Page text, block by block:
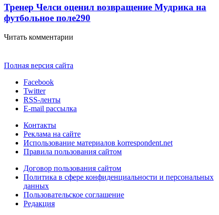
Тренер Челси оценил возвращение Мудрика на
футбольное поле290
Читать комментарии
Полная версия сайта
Facebook
Twitter
RSS-ленты
E-mail рассылка
Контакты
Реклама на сайте
Использование материалов korrespondent.net
Правила пользования сайтом
Договор пользования сайтом
Политика в сфере конфиденциальности и персональных
данных
Пользовательское соглашение
Редакция